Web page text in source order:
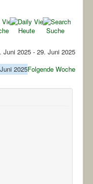
Heute Suche
Juni 2025 - 29. Juni 2025
2025Folgende Woche